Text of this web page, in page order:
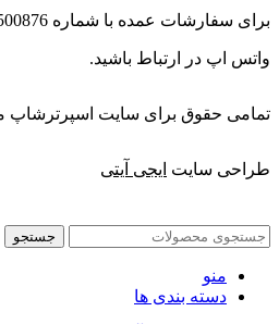
واتس اپ در ارتباط باشید.
تمامی حقوق برای سایت
طراحی سایت ایجی آیتی
جستجو
منو
دسته بندی ها